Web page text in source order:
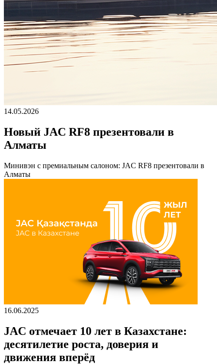
14.05.2026
Новый JAC RF8 презентовали в
Алматы
Минивэн с премиальным салоном: JAC RF8 презентовали в
Алматы
16.06.2025
JAC отмечает 10 лет в Казахстане:
десятилетие роста, доверия и
движения вперёд